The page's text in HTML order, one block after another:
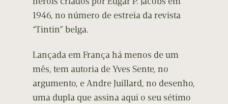
1946, no número de estreia da revista
“Tintin” belga.
Lançada em França há menos de um
mês, tem autoria de Yves Sente, no
argumento, e Andre Juillard, no desenho,
uma dupla que assina aqui o seu sétimo